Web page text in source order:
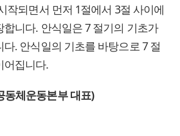
작되면서 먼저 1절에서 3절 사이에
니다. 안식일은 7 절기의 기초가
. 안식일의 기초를 바탕으로 7 절
어집니다.
동체운동본부 대표)